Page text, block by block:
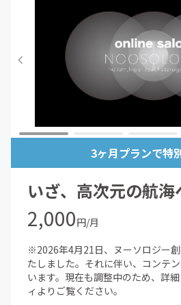
3ヶ月プランで特
いざ、高次元の航海
2,000円/月
※2026年4月21日、ヌーソロジー
たしました。それに伴い、コンテ
います。現在も調整中のため、詳
ィよりご覧ください。